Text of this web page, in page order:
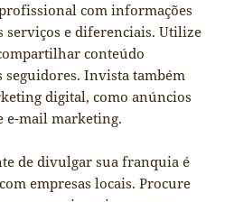
com informações
serviços e diferenciais. Utilize
conteúdo
seguidores. Invista também
digital, como anúncios
e-mail marketing.
de divulgar sua franquia é
empresas locais. Procure